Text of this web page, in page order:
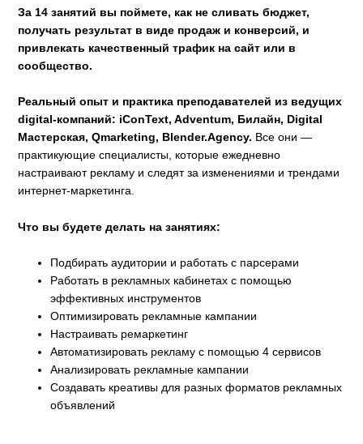
За 14 занятий вы поймете, как не сливать бюджет,
получать результат в виде продаж и конверсий, и
привлекать качественный трафик на сайт или в
сообщество.
Реальный опыт и практика преподавателей из ведущих
digital-компаний: iConText, Adventum, Билайн, Digital
Мастерская, Qmarketing, Blender.Agency. Все они —
практикующие специалисты, которые ежедневно
настраивают рекламу и следят за изменениями и трендами
интернет-маркетинга.
Что вы будете делать на занятиях:
Подбирать аудитории и работать с парсерами
Работать в рекламных кабинетах с помощью
эффективных инструментов
Оптимизировать рекламные кампании
Настраивать ремаркетинг
Автоматизировать рекламу с помощью 4 сервисов
Анализировать рекламные кампании
Создавать креативы для разных форматов рекламных
объявлений